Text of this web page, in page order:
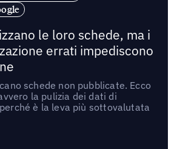
le loro schede, ma i
errati impediscono
schede non pubblicate. Ecco
la pulizia dei dati di
è la leva più sottovalutata